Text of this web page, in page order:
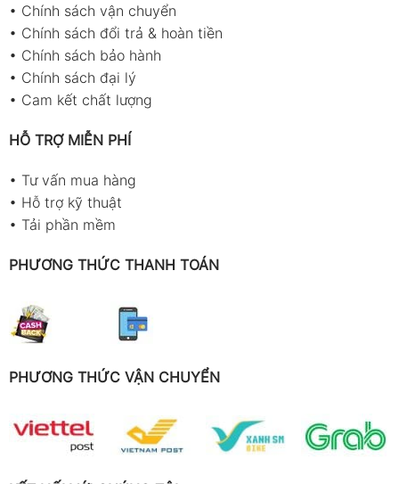
• Chính sách vận chuyển
• Chính sách đổi trả & hoàn tiền
• Chính sách bảo hành
• Chính sách đại lý
• Cam kết chất lượng
HỖ TRỢ MIỄN PHÍ
• Tư vấn mua hàng
• Hỗ trợ kỹ thuật
• Tải phần mềm
PHƯƠNG THỨC THANH TOÁN
PHƯƠNG THỨC VẬN CHUYỂN